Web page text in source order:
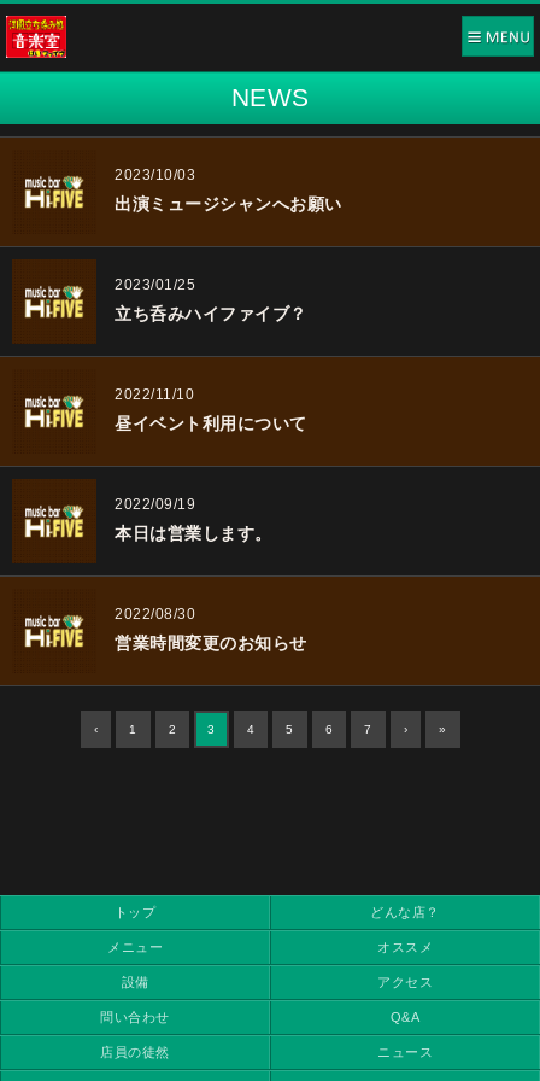
NEWS
2023/10/03
出演ミュージシャンへお願い
2023/01/25
立ち呑みハイファイブ？
2022/11/10
昼イベント利用について
2022/09/19
本日は営業します。
2022/08/30
営業時間変更のお知らせ
‹ 1 2 3 4 5 6 7 › »
トップ どんな店？
メニュー オススメ
設備 アクセス
問い合わせ Q&A
店員の徒然 ニュース